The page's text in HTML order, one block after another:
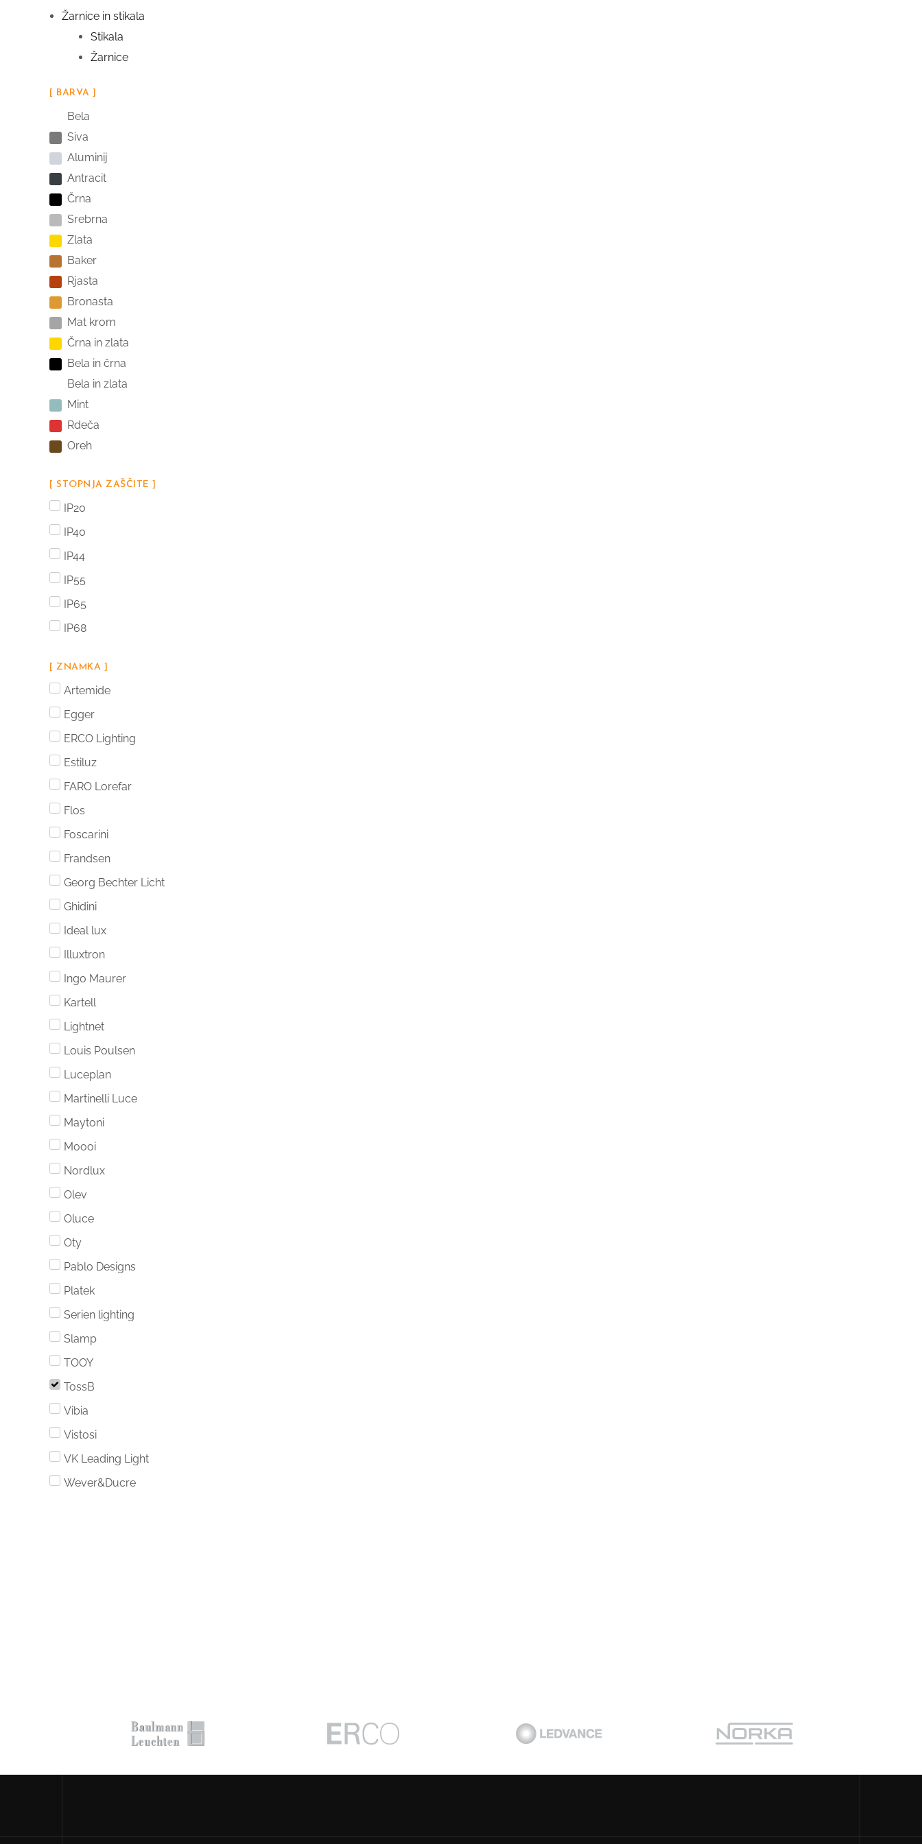
Žarnice in stikala
Stikala
Žarnice
[ BARVA ]
Bela
Siva
Aluminij
Antracit
Črna
Srebrna
Zlata
Baker
Rjasta
Bronasta
Mat krom
Črna in zlata
Bela in črna
Bela in zlata
Mint
Rdeča
Oreh
[ STOPNJA ZAŠČITE ]
IP20
IP40
IP44
IP55
IP65
IP68
[ ZNAMKA ]
Artemide
Egger
ERCO Lighting
Estiluz
FARO Lorefar
Flos
Foscarini
Frandsen
Georg Bechter Licht
Ghidini
Ideal lux
Illuxtron
Ingo Maurer
Kartell
Lightnet
Louis Poulsen
Luceplan
Martinelli Luce
Maytoni
Moooi
Nordlux
Olev
Oluce
Oty
Pablo Designs
Platek
Serien lighting
Slamp
TOOY
TossB
Vibia
Vistosi
VK Leading Light
Wever&Ducre